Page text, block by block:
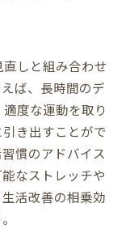
しと組み合わせ
ば、長時間のデ
度な運動を取り
き出すことがで
慣のアドバイス
なストレッチや
活改善の相乗効